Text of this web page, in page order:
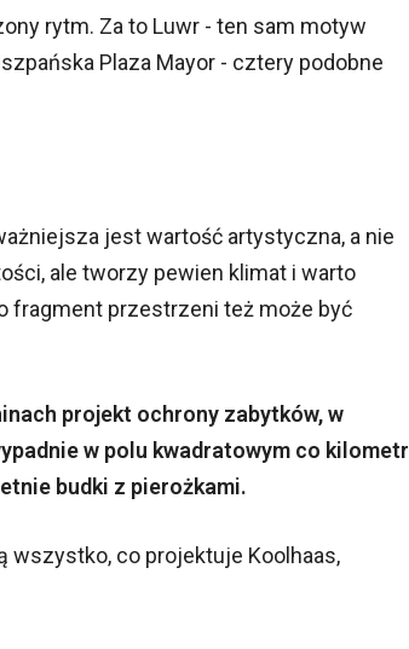
rytm. Za to Luwr - ten sam motyw
Plaza Mayor - cztery podobne
jest wartość artystyczna, a nie
ale tworzy pewien klimat i warto
fragment przestrzeni też może być
projekt ochrony zabytków, w
w polu kwadratowym co kilometr
budki z pierożkami.
wszystko, co projektuje Koolhaas,